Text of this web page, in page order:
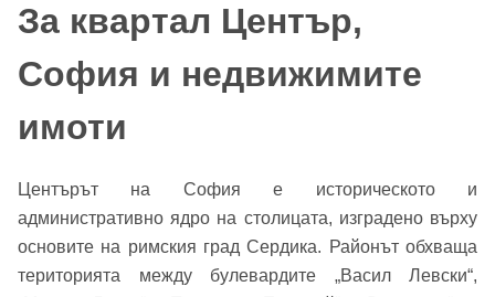
За квартал Център,
София и недвижимите
имоти
Центърът на София е историческото и
административно ядро на столицата, изградено върху
основите на римския град Сердика. Районът обхваща
територията между булевардите „Васил Левски“,